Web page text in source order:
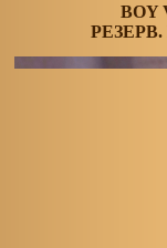
BOY